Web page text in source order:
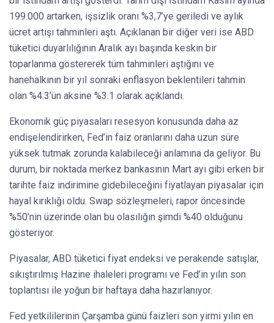
199.000 artarken, işsizlik oranı %3,7’ye geriledi ve aylık
ücret artışı tahminleri aştı. Açıklanan bir diğer veri ise ABD
tüketici duyarlılığının Aralık ayı başında keskin bir
toparlanma göstererek tüm tahminleri aştığını ve
hanehalkının bir yıl sonraki enflasyon beklentileri tahmin
olan %4.3’ün aksine %3.1 olarak açıklandı.
Ekonomik güç piyasaları resesyon konusunda daha az
endişelendirirken, Fed’in faiz oranlarını daha uzun süre
yüksek tutmak zorunda kalabileceği anlamına da geliyor. Bu
durum, bir noktada merkez bankasının Mart ayı gibi erken bir
tarihte faiz indirimine gidebileceğini fiyatlayan piyasalar için
hayal kırıklığı oldu. Swap sözleşmeleri, rapor öncesinde
%50’nin üzerinde olan bu olasılığın şimdi %40 olduğunu
gösteriyor.
Piyasalar, ABD tüketici fiyat endeksi ve perakende satışlar,
sıkıştırılmış Hazine ihaleleri programı ve Fed’in yılın son
toplantısı ile yoğun bir haftaya daha hazırlanıyor.
Fed yetkililerinin Çarşamba günü faizleri son yirmi yılın en